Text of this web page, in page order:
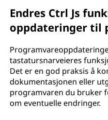
Endres Ctrl Js
oppdateringer til
tastatursnarveieres
Det er en god praksis å
dokumentasjonen eller
programvaren du bruker
om eventuelle endringer.